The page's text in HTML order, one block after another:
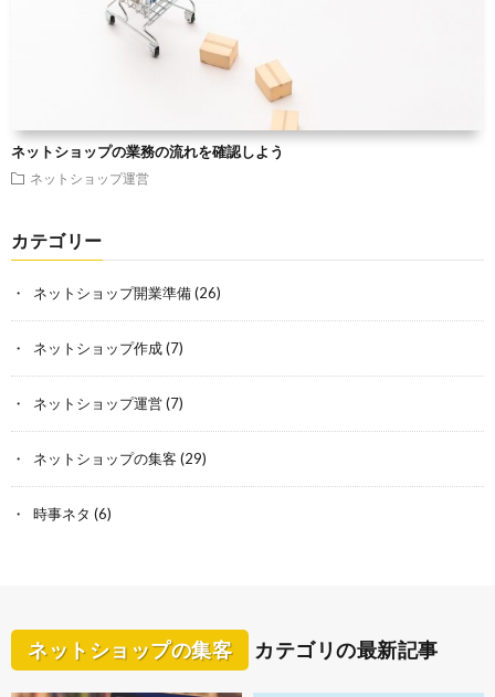
ネットショップの業務の流れを確認しよう
ネットショップ運営
カテゴリー
ネットショップ開業準備(26)
ネットショップ作成(7)
ネットショップ運営(7)
ネットショップの集客 (29)
時事ネタ (6)
ネットショップの集客 カテゴリの最新記事